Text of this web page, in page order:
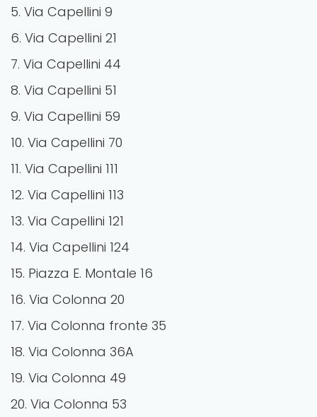
5. Via Capellini 9
6. Via Capellini 21
7. Via Capellini 44
8. Via Capellini 51
9. Via Capellini 59
10. Via Capellini 70
11. Via Capellini 111
12. Via Capellini 113
13. Via Capellini 121
14. Via Capellini 124
15. Piazza E. Montale 16
16. Via Colonna 20
17. Via Colonna fronte 35
18. Via Colonna 36A
19. Via Colonna 49
20. Via Colonna 53